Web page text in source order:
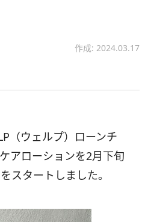
作成: 2024.03.17
（ウェルプ）ローンチ
アローションを2月下旬
スタートしました。